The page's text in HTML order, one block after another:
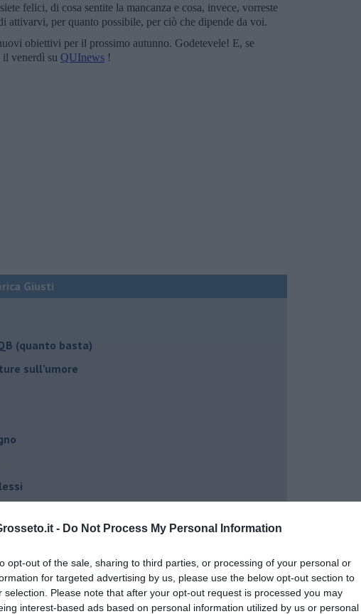
- Do Not Process My Personal Information
opt-out of the sale, sharing to third parties, or processing of your personal or
for targeted advertising by us, please use the below opt-out section to
selection. Please note that after your opt-out request is processed you may
interest-based ads based on personal information utilized by us or personal
felici, di cosa sentite la mancanza e cosa, invece, vorreste
attivarvi, per quanto possibile, per ciò che dipende da voi.
obiettivi per il prossimo autunno. Godetevele! E, se
il venerdì su QUInews !
Giusti
(quanto basta)
sull’umore
tempo
sindrome